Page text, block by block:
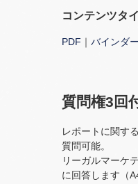
コンテンツタ
PDF ｜ バインダー
質問権3回
レポートに関す
質問可能。
リーガルマーケ
に回答します（